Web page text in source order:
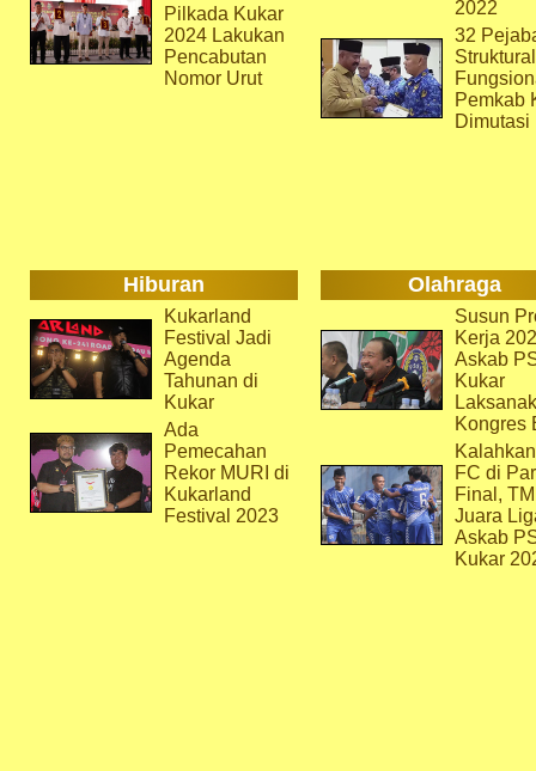
Pilkada Kukar
2024 Lakukan
Pencabutan
Nomor Urut
2022
32
Pemkab
Dimutasi
Hiburan Olahraga
Kukarland
Festival Jadi
Agenda
Tahunan di
Kukar
Ada
Pemecahan
Rekor MURI di
Kukarland
Festival 2023
Susun
Kerja
Askab
Kukar
Kongres
FC di
Final,
Juara
Askab
Kukar